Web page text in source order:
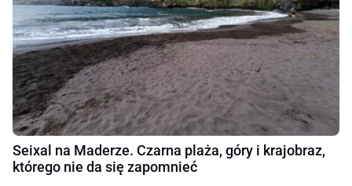
Seixal na Maderze. Czarna plaża, góry i krajobraz,
którego nie da się zapomnieć